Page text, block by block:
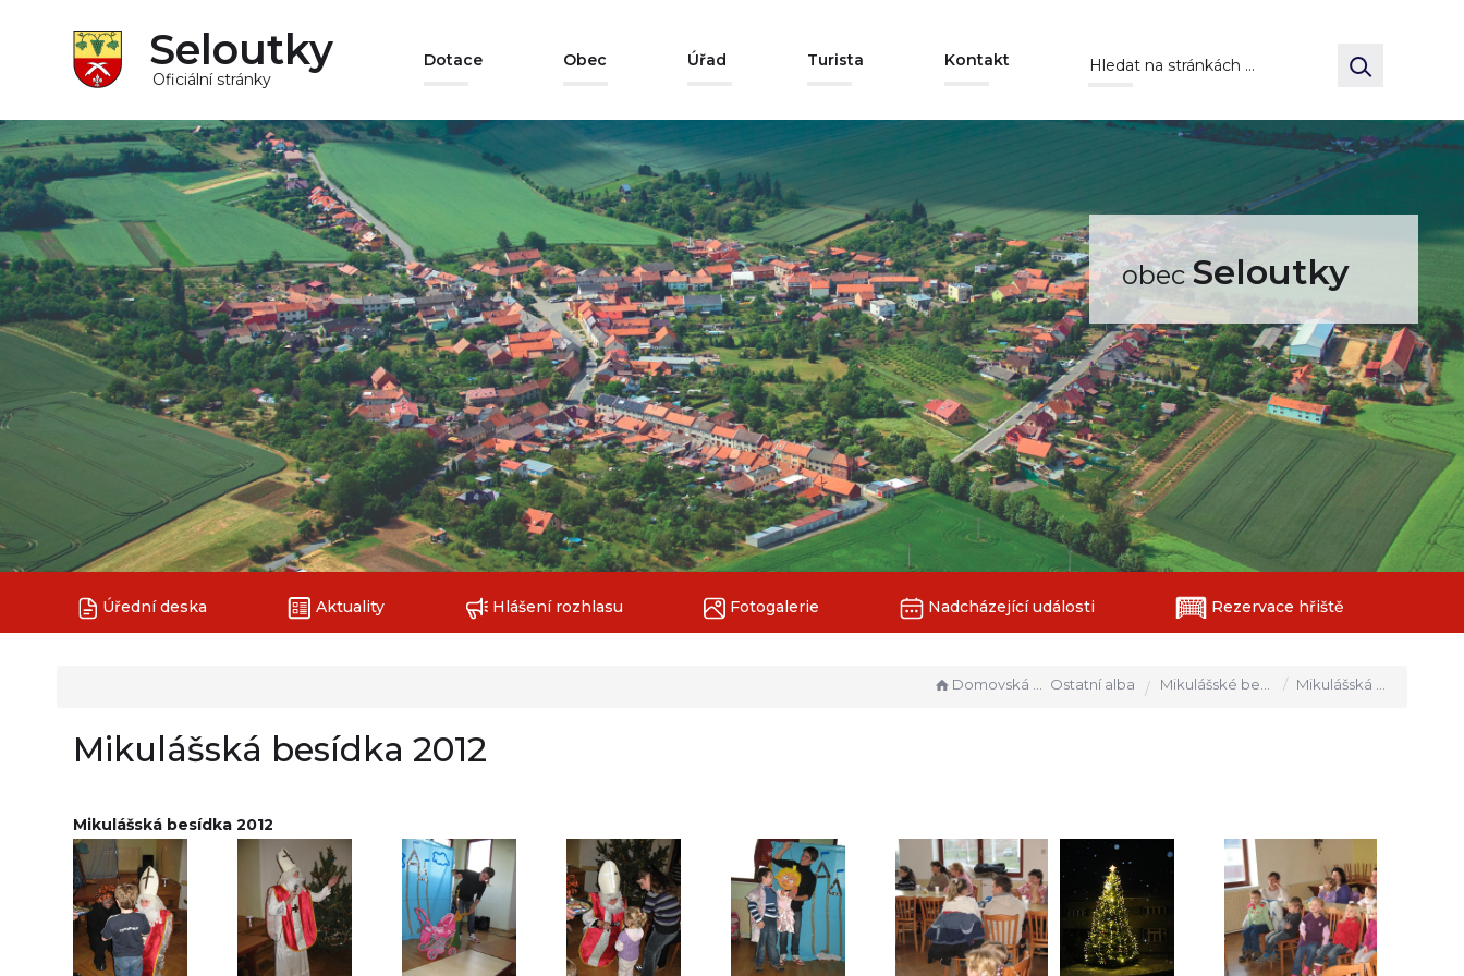
Seloutky
Oficiální stránky
Dotace Obec Úřad Turista Kontakt
obecSeloutky
Úřední deska Aktuality Hlášení rozhlasu Fotogalerie Nadcházející události Rezervace hřiště
Domovská stránka Ostatní alba Mikulášská besídka 2012
Mikulášská besídka 2012
Mikulášská besídka 2012